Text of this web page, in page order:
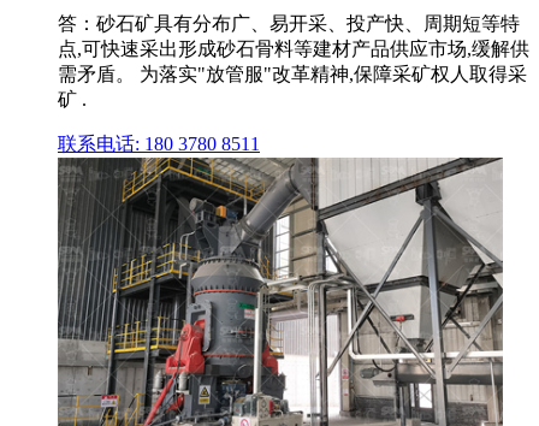
答：砂石矿具有分布广、易开采、投产快、周期短等特
点,可快速采出形成砂石骨料等建材产品供应市场,缓解供
需矛盾。 为落实"放管服"改革精神,保障采矿权人取得采
矿 .
联系电话: 180 3780 8511